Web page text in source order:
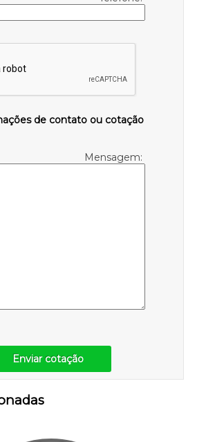
de contato ou cotação
Mensagem:
Enviar cotação